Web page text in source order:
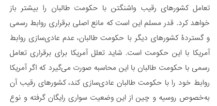
تعامل کشورهای رقیب واشنگتن با حکومت طالبان را بیشتر باز
خواهد کرد. قدر مسلم این است که مانع اصلی برقراری روابط رسمی
و گستردۀ کشورهای دیگر با حکومت طالبان، عدم عادی‌سازی روابط
آمریکا با این حکومت است. شاید تعلل آمریکا برای برقراری تعامل
رسمی با حکومت طالبان با این محاسبه صورت می‌گیرد که اگر آمریکا
روابط خود را با حکومت طالبان عادی‌سازی کند، کشورهای رقیب آن
به‌خصوص روسیه و چین از این وضعیت سواری رایگان گرفته و نوع